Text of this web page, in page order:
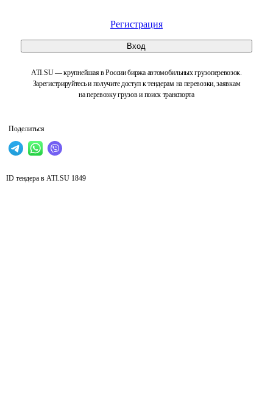
Регистрация
Вход
ATI.SU — крупнейшая в России биржа автомобильных грузоперевозок.
Зарегистрируйтесь и получите доступ к тендерам на перевозки, заявкам
на перевозку грузов и поиск транспорта
Поделиться
ID тендера в ATI.SU 1849